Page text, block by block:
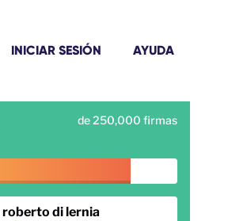
INICIAR SESIÓN AYUDA
de 250,000 firmas
roberto di lernia